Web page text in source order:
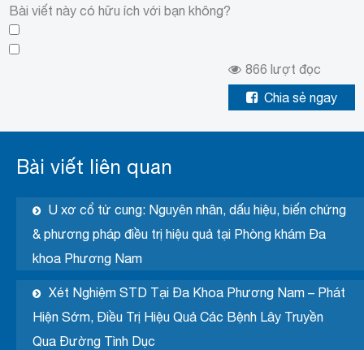
Bài viết này có hữu ích với bạn không?
866 lượt đọc
Chia sẻ ngay
Bài viết liên quan
U xơ cổ tử cung: Nguyên nhân, dấu hiệu, biến chứng
& phương pháp điều trị hiệu quả tại Phòng khám Đa
khoa Phương Nam
Xét Nghiệm STD Tại Đa Khoa Phương Nam – Phát
Hiện Sớm, Điều Trị Hiệu Quả Các Bệnh Lây Truyền
Qua Đường Tình Dục